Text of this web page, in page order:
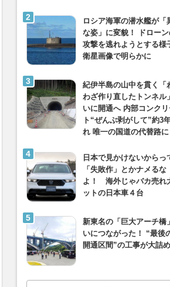
ロシア海軍の潜水艦が「
な姿」に変貌！ ドロー
攻撃を逃れようとする様
衛星画像で明らかに
紀伊半島の山中を貫く「
わざ作り直したトンネル
いに開通へ 内部コンク
ト“ぜんぶ剥がして”約3
れ 唯一の国道の代替路に
日本で見かけないからっ
「失敗作」とかナメるな
よ！ 海外じゃバカ売れ
ットの日本車４台
新東名の「巨大アーチ橋
いにつながった！ “最後
開通区間”の工事が大詰